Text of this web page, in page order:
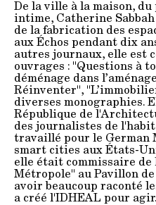
De la ville à la maison,
intime, Catherine
de la fabrication des
aux Échos pendant dix
autres journaux, elle est
ouvrages : "Questions à
déménage dans
Réinventer",
diverses monographies.
République de
des journalistes de
travaillé pour le German
smart cities aux États-
elle était commissaire de
Métropole" au Pavillon de
avoir beaucoup raconté
a créé l'IDHEAL pour agir.